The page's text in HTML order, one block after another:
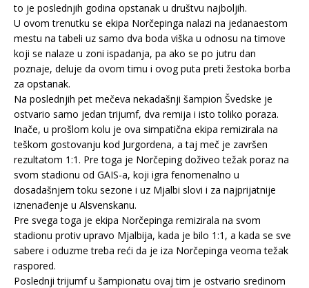
to je poslednjih godina opstanak u društvu najboljih.
U ovom trenutku se ekipa Norčepinga nalazi na jedanaestom
mestu na tabeli uz samo dva boda viška u odnosu na timove
koji se nalaze u zoni ispadanja, pa ako se po jutru dan
poznaje, deluje da ovom timu i ovog puta preti žestoka borba
za opstanak.
Na poslednjih pet mečeva nekadašnji šampion Švedske je
ostvario samo jedan trijumf, dva remija i isto toliko poraza.
Inače, u prošlom kolu je ova simpatična ekipa remizirala na
teškom gostovanju kod Jurgordena, a taj meč je završen
rezultatom 1:1. Pre toga je Norčeping doživeo težak poraz na
svom stadionu od GAIS-a, koji igra fenomenalno u
dosadašnjem toku sezone i uz Mjalbi slovi i za najprijatnije
iznenađenje u Alsvenskanu.
Pre svega toga je ekipa Norčepinga remizirala na svom
stadionu protiv upravo Mjalbija, kada je bilo 1:1, a kada se sve
sabere i oduzme treba reći da je iza Norčepinga veoma težak
raspored.
Poslednji trijumf u šampionatu ovaj tim je ostvario sredinom